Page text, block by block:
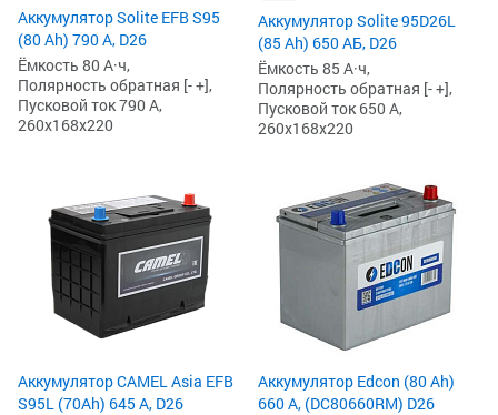
Аккумулятор Solite EFB S95
(80 Ah) 790 А, D26
Ёмкость 80 А·ч,
Полярность обратная [- +],
Пусковой ток 790 А,
260x168x220
Аккумулятор Solite 95D26L
(85 Ah) 650 АБ, D26
Ёмкость 85 А·ч,
Полярность обратная [- +],
Пусковой ток 650 А,
260x168x220
Аккумулятор CAMEL Asia EFB
S95L (70Ah) 645 А, D26
Аккумулятор Edcon (80 Ah)
660 А, (DC80660RM) D26